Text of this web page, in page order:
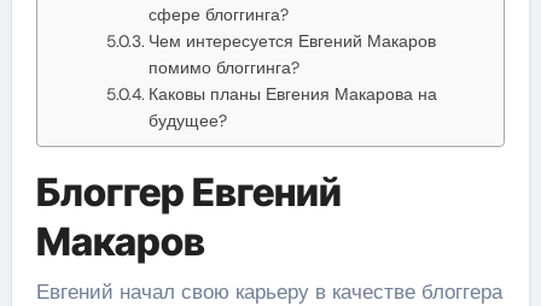
сфере блоггинга?
Чем интересуется Евгений Макаров
помимо блоггинга?
Каковы планы Евгения Макарова на
будущее?
Блоггер Евгений
Макаров
Евгений начал свою карьеру в качестве блоггера